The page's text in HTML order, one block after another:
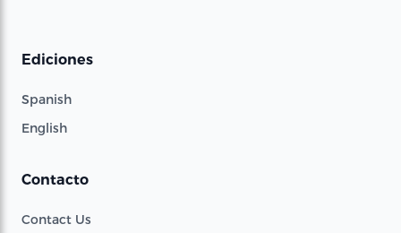
Ediciones
Spanish
English
Contacto
Contact Us